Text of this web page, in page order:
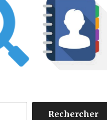
Rechercher